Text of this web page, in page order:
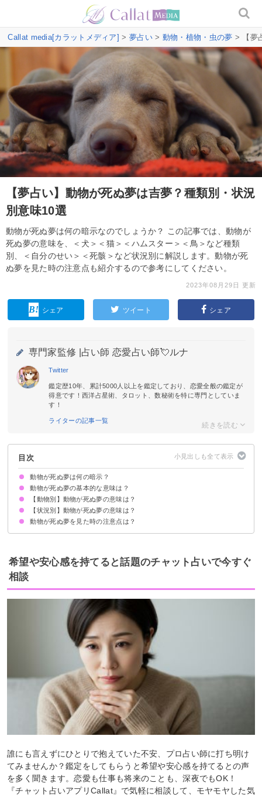
Callat media[カラットメディア] > 夢占い> 動物・植物・虫の夢 > 【夢
【夢占い】動物が死ぬ夢は吉夢？種類別・状況
別意味10選
動物が死ぬ夢は何の暗示なのでしょうか？ この記事では、動物が
死ぬ夢の意味を、＜犬＞＜猫＞＜ハムスター＞＜鳥＞など種類
別、＜自分のせい＞＜死骸＞など状況別に解説します。動物が死
ぬ夢を見た時の注意点も紹介するので参考にしてください。
2023年08月29日 更新
シェア ツイート シェア
専門家監修 | 占い師 恋愛占い師💘ルナ
Twitter
鑑定歴10年、累計5000人以上を鑑定しており、恋愛全般の鑑定が
得意です！西洋占星術、タロット、数秘術を特に専門としていま
す！
ライターの記事一覧
目次
動物が死ぬ夢は何の暗示？
動物が死ぬ夢の基本的な意味は？
①欠点の消失の暗示
②新たな才能の開花
状況によって意味が決まる
【動物別】動物が死ぬ夢の意味は？
猫が死ぬ夢【吉夢】
犬が死ぬ夢【吉夢】
ハムスターが死ぬ夢【警告夢】
鳥が死ぬ夢【警告夢】
うさぎが死ぬ夢【吉夢】
馬が死ぬ夢【警告夢】
【状況別】動物が死ぬ夢の意味は？
自分のせいで動物が死ぬ夢【吉夢】
動物の死骸を見る夢【吉夢】
死んだ動物を見て泣く夢【警告夢】
ペットの動物が死ぬ夢【警告夢】
動物が死ぬ夢を見た時の注意点は？
積極的に新たなことに挑戦する
吉夢なら話さず警告夢や凶夢なら人に話す
希望や安心感を持てると話題のチャット占いで今すぐ
相談
誰にも言えずにひとりで抱えていた不安、プロ占い師に打ち明け
てみませんか？鑑定をしてもらうと希望や安心感を持てるとの声
を多く聞きます。恋愛も仕事も将来のことも、深夜でもOK！
『チャット占いアプリCallat』で気軽に相談して、モヤモヤした気